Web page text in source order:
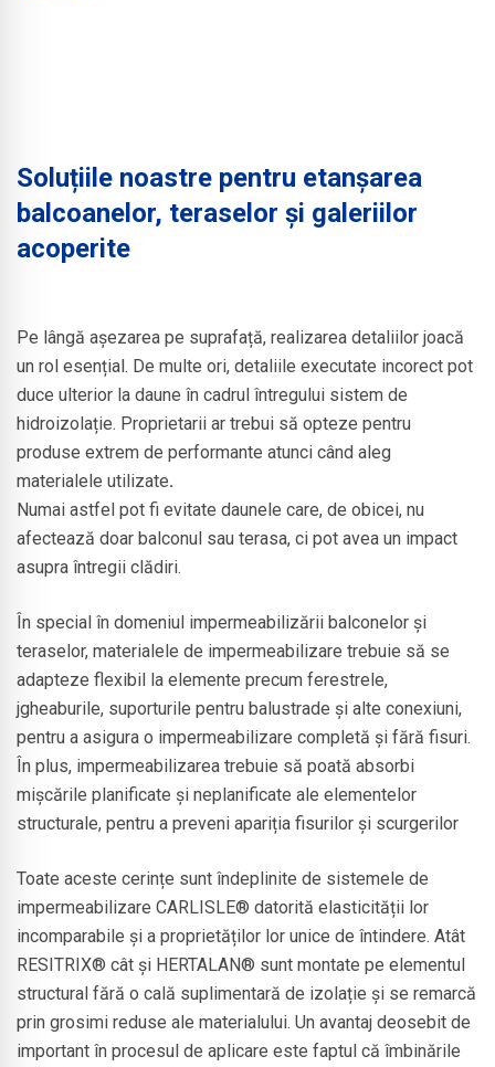
Soluțiile noastre pentru etanșarea
balcoanelor, teraselor și galeriilor
acoperite
Pe lângă așezarea pe suprafață, realizarea detaliilor joacă
un rol esențial. De multe ori, detaliile executate incorect pot
duce ulterior la daune în cadrul întregului sistem de
hidroizolație. Proprietarii ar trebui să opteze pentru
produse extrem de performante atunci când aleg
materialele utilizate.
Numai astfel pot fi evitate daunele care, de obicei, nu
afectează doar balconul sau terasa, ci pot avea un impact
asupra întregii clădiri.
În special în domeniul impermeabilizării balconelor și
teraselor, materialele de impermeabilizare trebuie să se
adapteze flexibil la elemente precum ferestrele,
jgheaburile, suporturile pentru balustrade și alte conexiuni,
pentru a asigura o impermeabilizare completă și fără fisuri.
În plus, impermeabilizarea trebuie să poată absorbi
mișcările planificate și neplanificate ale elementelor
structurale, pentru a preveni apariția fisurilor și scurgerilor
Toate aceste cerințe sunt îndeplinite de sistemele de
impermeabilizare CARLISLE® datorită elasticității lor
incomparabile și a proprietăților lor unice de întindere. Atât
RESITRIX® cât și HERTALAN® sunt montate pe elementul
structural fără o cală suplimentară de izolație și se remarcă
prin grosimi reduse ale materialului. Un avantaj deosebit de
important în procesul de aplicare este faptul că îmbinările